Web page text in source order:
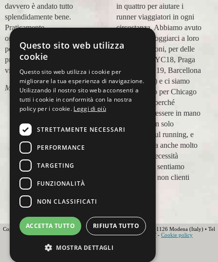
davvero è andato tutto
splendidamente bene.
Praticamente
organizzazione
perfetta,dalla
prenotazione,mesi prima,al
viaggio.
Marco Ceseri
in quattro per aiutare i
runner viaggiatori in ogni
circostanza. Abbiamo avuto
modo di appoggiarci a loro
in più occasioni, per delle
maratone (NYC18, Praga
19, Valencia 19, Barcellona
21, NYC 22) e ci siamo
affidati a loro per Chicago
23 (ottobre) perché
sappiamo di essere in mano
a persone non solo
competenti sul running, e
sulle città, ma anche molto
attente alle necessità
personali. Ci sentiamo
ospiti, amici, non clienti
Copyright 2012 Ovunque Running s.r.l • Strada delle Fornaci 20 • 41126 Modena (Italy) • Tel
+39 059 219566 • T.O.U.R.S MEMBER • IATA • FIAVET - Cookie policy
Questo sito web utilizza
cookie
Questo sito web utilizza i cookie per
migliorare la tua esperienza di navigazione.
Utilizzando il nostro sito web acconsenti a
tutti i cookie in conformità con la nostra
policy per i cookie. Leggi di più
STRETTAMENTE NECESSARI
PERFORMANCE
TARGETING
FUNZIONALITÀ
NON CLASSIFICATI
ACCETTA TUTTO RIFIUTA TUTTO
MOSTRA DETTAGLI